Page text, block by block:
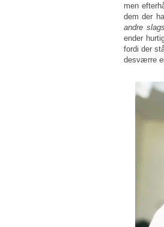
men
dem der
andre
ender
fordi der
desværre